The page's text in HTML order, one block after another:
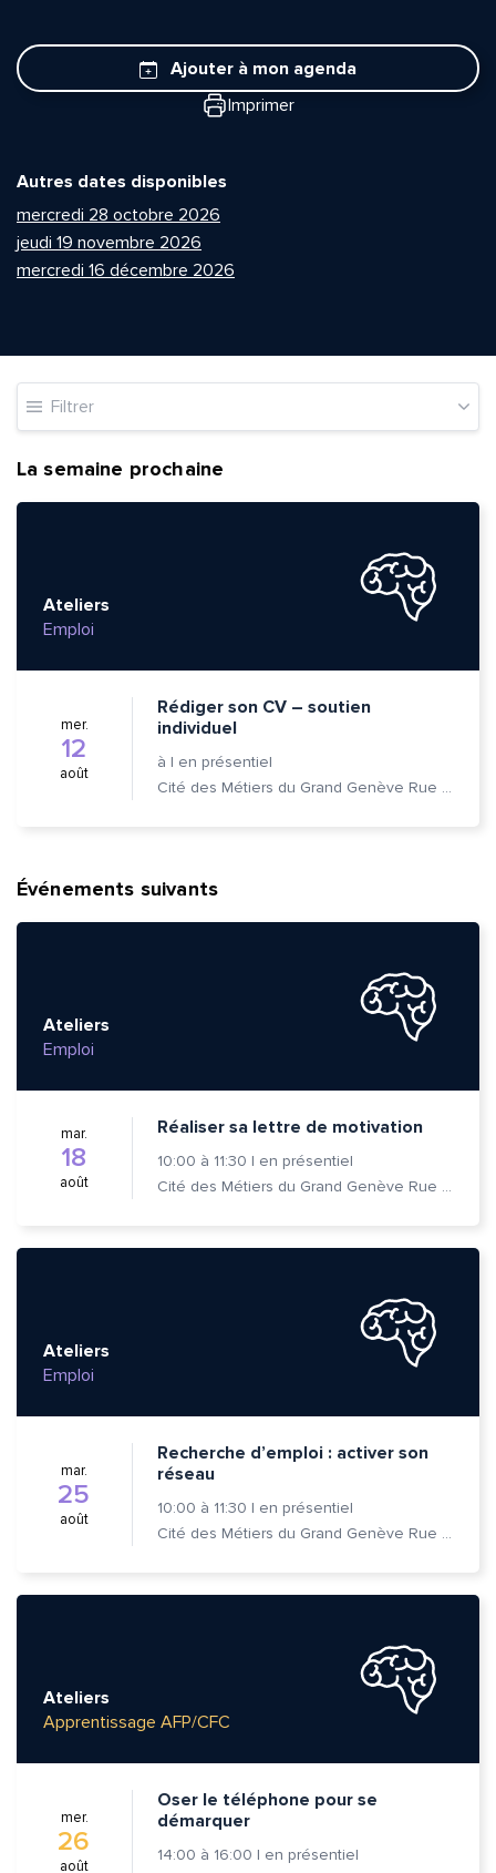
Ajouter à mon agenda
Imprimer
Autres dates disponibles
mercredi 28 octobre 2026
jeudi 19 novembre 2026
mercredi 16 décembre 2026
Filtrer
La semaine prochaine
Ateliers
Emploi
mer.
12
août
Rédiger son CV – soutien
individuel
à | en présentiel
Cité des Métiers du Grand Genève Rue Prévost-Martin 6 1205 Genève
Événements suivants
Ateliers
Emploi
mar.
18
août
Réaliser sa lettre de motivation
10:00 à 11:30 | en présentiel
Cité des Métiers du Grand Genève Rue Prévost-Martin 6 1205 Genève
Ateliers
Emploi
mar.
25
août
Recherche d’emploi : activer son
réseau
10:00 à 11:30 | en présentiel
Cité des Métiers du Grand Genève Rue Prévost-Martin 6 1205 Genève
Ateliers
Apprentissage AFP/CFC
mer.
26
août
Oser le téléphone pour se
démarquer
14:00 à 16:00 | en présentiel